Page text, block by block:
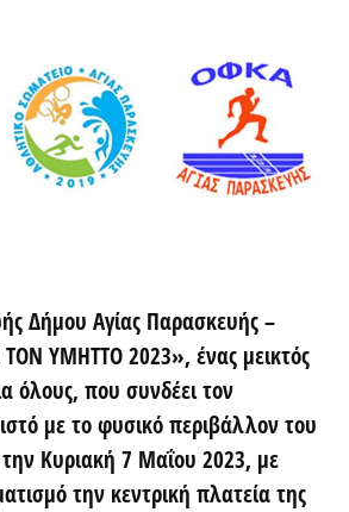
Δήμου Αγίας Παρασκευής–
ΥΜΗΤΤΟ 2023», ένας μεικτός
όλους, που συνδέει τον
με το φυσικό περιβάλλον του
Κυριακή 7 Μαΐου 2023, με
την κεντρική πλατεία της